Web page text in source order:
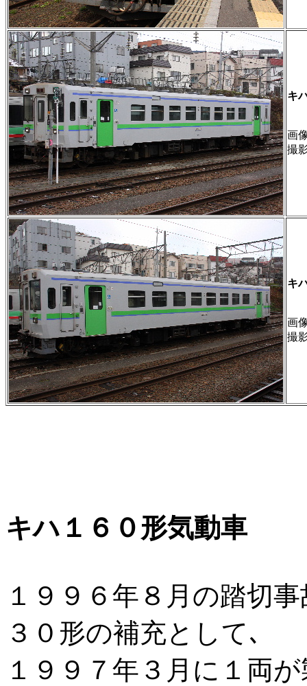
キ
画
撮
キ
画
撮
キハ１６０形気動車
１９９６年８月の踏切
３０形の補充として､
１９９７年３月に１両